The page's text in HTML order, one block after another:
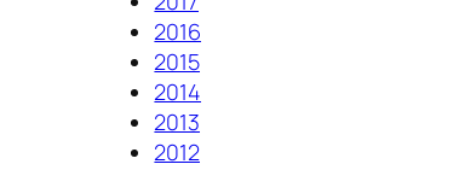
2016
2015
2014
2013
2012